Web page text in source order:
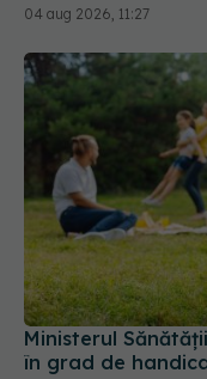
04 aug 2026, 11:27
Ministerul
în grad de